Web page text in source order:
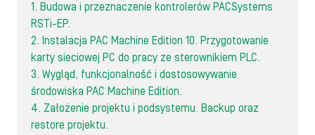
1. Budowa i przeznaczenie kontrolerów PACSystems
RSTi-EP.
2. Instalacja PAC Machine Edition 10. Przygotowanie
karty sieciowej PC do pracy ze sterownikiem PLC.
3. Wygląd, funkcjonalność i dostosowywanie
środowiska PAC Machine Edition.
4. Założenie projektu i podsystemu. Backup oraz
restore projektu.